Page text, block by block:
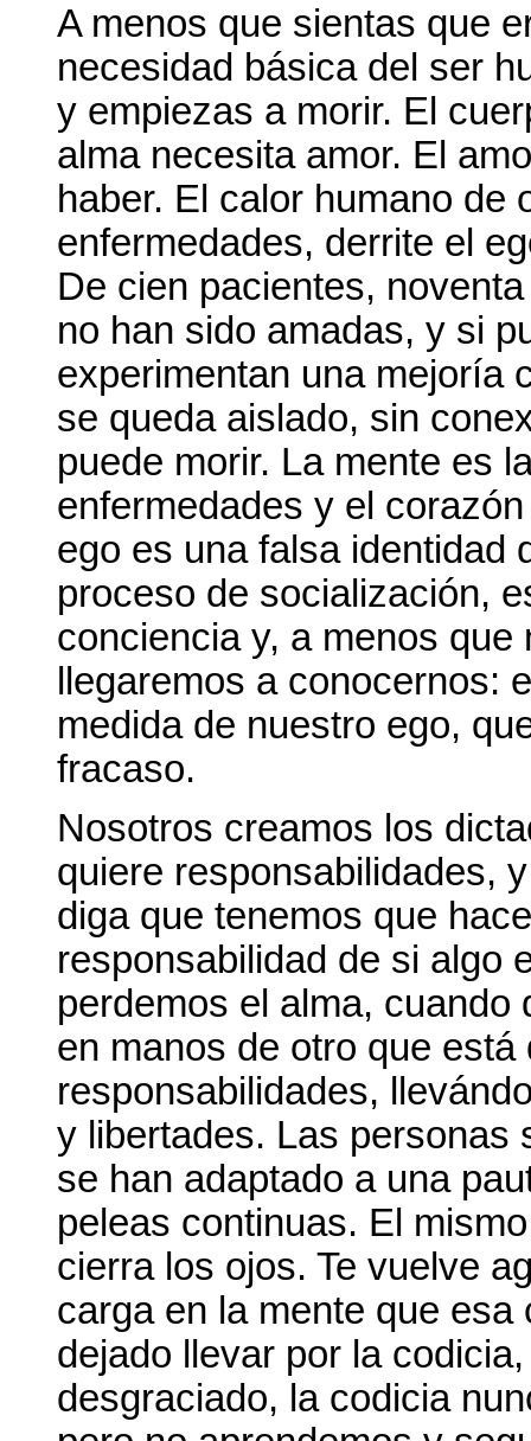
A menos que sientas que
necesidad básica del ser
y empiezas a morir. El
alma necesita amor. El
haber. El calor humano de
enfermedades, derrite el
De cien pacientes,
no han sido amadas, y si
experimentan una mejoría
se queda aislado, sin
puede morir. La mente es
enfermedades y el
ego es una falsa identidad
proceso de socialización,
conciencia y, a menos
llegaremos a conocernos:
medida de nuestro ego,
fracaso.
Nosotros creamos los
quiere responsabilidades,
diga que tenemos que
responsabilidad de si algo
perdemos el alma,
en manos de otro que
responsabilidades,
y libertades. Las personas
se han adaptado a una
peleas continuas. El
cierra los ojos. Te vuelve
carga en la mente que
dejado llevar por la
desgraciado, la codicia